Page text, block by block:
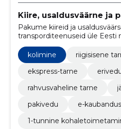
Kiire, usaldusväärne ja
Pakume kiireid ja
transporditeenuseid üle Eesti
Soome. Teenused:
laohaldus ettevõtetele ja
kolimine
riigisisene
ekspress-tarne
rahvusvaheline tarne
pakivedu
e-kaubandus
1-tunnine